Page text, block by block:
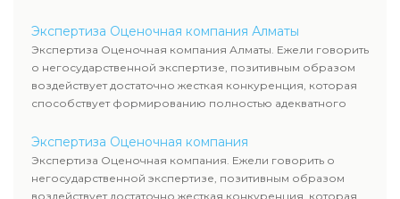
Экспертиза Оценочная компания Алматы
Экспертиза Оценочная компания Алматы. Ежели говорить
о негосударственной экспертизе, позитивным образом
воздействует достаточно жесткая конкуренция, которая
способствует формированию полностью адекватного
Экспертиза Оценочная компания
Экспертиза Оценочная компания. Ежели говорить о
негосударственной экспертизе, позитивным образом
воздействует достаточно жесткая конкуренция, которая